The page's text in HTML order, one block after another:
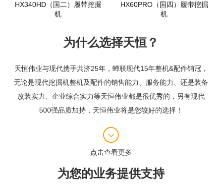
HX340HD（国二）履带挖掘
机
HX60PRO（国四）履带挖掘
机
为什么选择天恒？
天恒伟业与现代携手共济25年，蝉联现代15年整机&配件销冠，
无论是现代挖掘机整机及配件的销售能力、服务能力、还是装备
改装实力、企业综合实力等天恒伟业都是很优秀的，另有现代
500强品质加持，天恒伟业将是您较好的选择！
为您的业务提供支持